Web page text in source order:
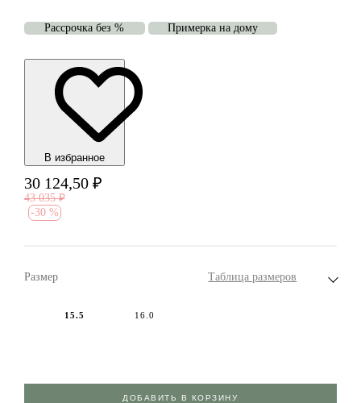
Рассрочка без % Примерка на дому
В избранноe
30 124,50 ₽
43 035 ₽
-30 %
Размер Таблица размеров
15.5 16.0
ДОБАВИТЬ В КОРЗИНУ